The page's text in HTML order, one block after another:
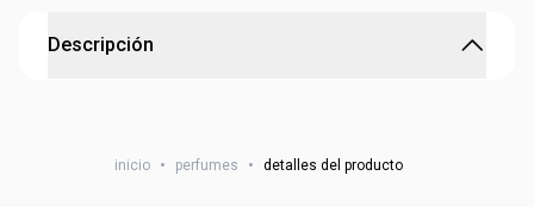
Descripción
inicio • perfumes • detalles del producto